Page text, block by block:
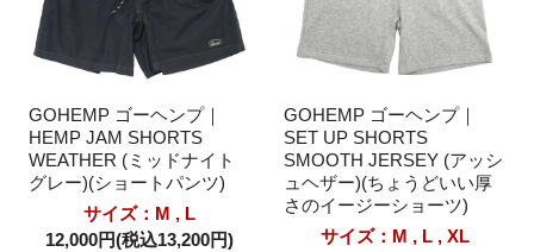
GOHEMP ゴーヘンプ｜
HEMP JAM SHORTS
WEATHER (ミッドナイト
グレー)(ショートパンツ)
サイズ：M , L
12,000円(税込13,200円)
GOHEMP ゴーヘンプ｜
SET UP SHORTS
SMOOTH JERSEY (アッシ
ュヘザー)(ちょうどいい厚
さのイージーショーツ)
サイズ：M , L , XL